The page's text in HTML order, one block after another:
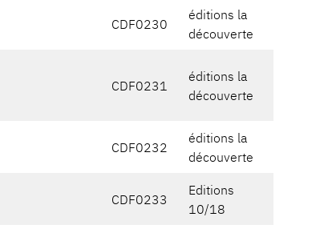
CDF0230
éditions la
découverte
CDF0231
éditions la
découverte
CDF0232
éditions la
découverte
CDF0233
Editions
10/18